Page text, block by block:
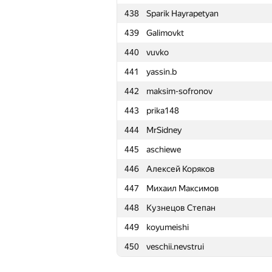
438
Sparik Hayrapetyan
439
Galimovkt
440
vuvko
441
yassin.b
442
maksim-sofronov
443
prika148
444
MrSidney
445
aschiewe
446
Алексей Коряков
447
Михаил Максимов
448
Кузнецов Степан
449
koyumeishi
450
veschii.nevstrui
415
alegorov22
416
vetlin.vladislav
417
s.masalsky
418
aleex.fil
419
tema.lyutenckov2012
420
Ivan Nebogatikov
421
Василий Морозов
422
Fant1k34
423
Misha100896
424
agprozorova
425
andreasvydrin
426
kutdanila
427
morojenoe